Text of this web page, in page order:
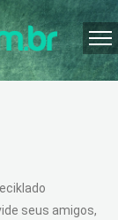
seus amigos,